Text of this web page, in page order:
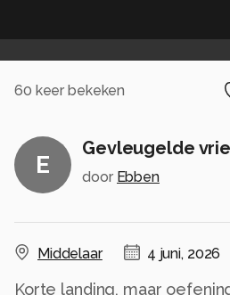
60 keer bekeken
E
Gevleugelde
door Ebben
Middelaar 4 juni, 2026
Korte landing, maar